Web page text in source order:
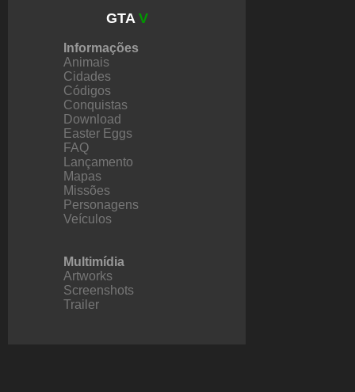
GTA V
Informações
Animais
Cidades
Códigos
Conquistas
Download
Easter Eggs
FAQ
Lançamento
Mapas
Missões
Personagens
Veículos
Multimídia
Artworks
Screenshots
Trailer